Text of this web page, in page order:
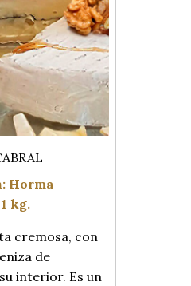
Horma
kg.
cremosa, con
de
interior. Es un